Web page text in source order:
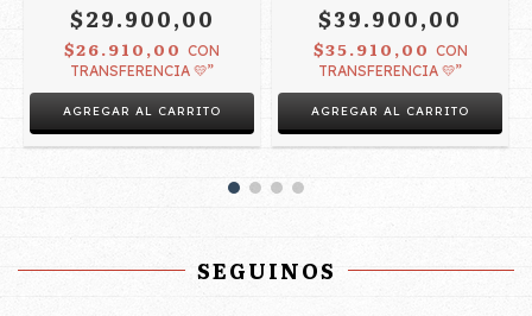
$29.900,00
$26.910,00 CON
TRANSFERENCIA 💛”
$39.900,00
$35.910,00 CON
TRANSFERENCIA 💛”
SEGUINOS